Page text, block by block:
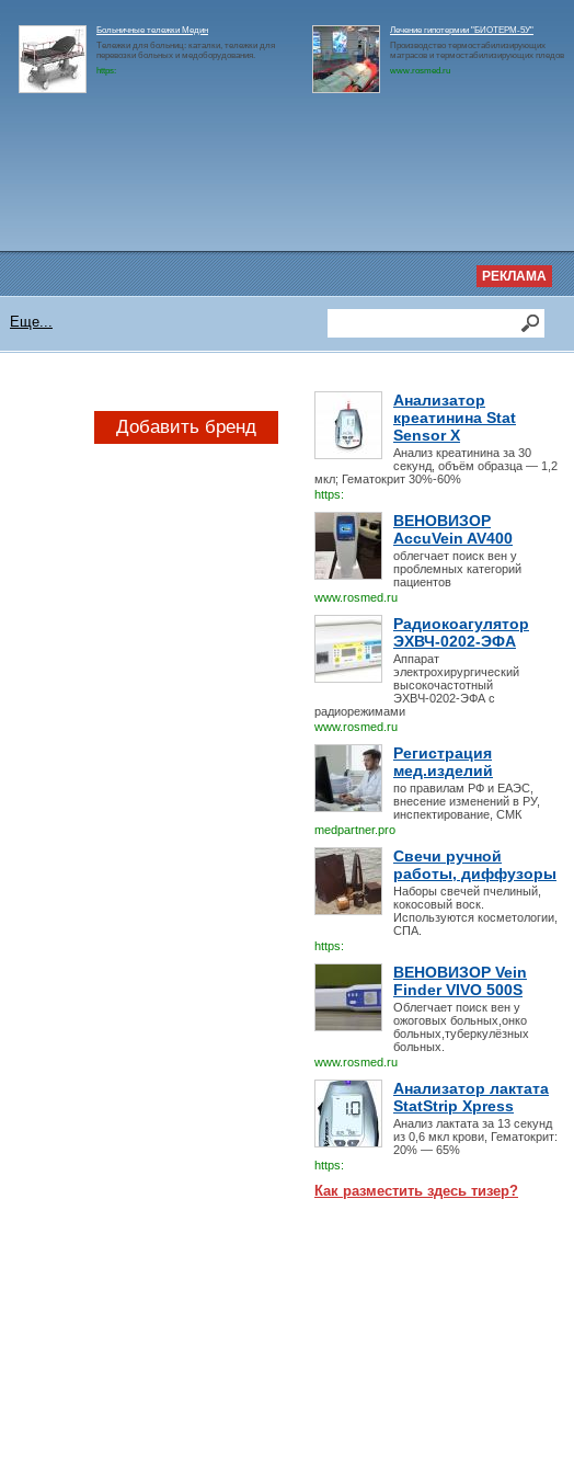
Больничные тележки Медин
Тележки для больниц: каталки, тележки для
перевозки больных и медоборудования.
https:
Лечение гипотермии "БИОТЕРМ-5У"
Производство термостабилизирующих
матрасов и термостабилизирующих пледов
www.rosmed.ru
РЕКЛАМА
Еще...
Анализатор
креатинина Stat
Sensor X
Анализ креатинина за 30
секунд, объём образца — 1,2
мкл; Гематокрит 30%-60%
https:
ВЕНОВИЗОР
AccuVein AV400
облегчает поиск вен у
проблемных категорий
пациентов
www.rosmed.ru
Радиокоагулятор
ЭХВЧ-0202-ЭФА
Аппарат
электрохирургический
высокочастотный
ЭХВЧ-0202-ЭФА с
радиорежимами
www.rosmed.ru
Регистрация
мед.изделий
по правилам РФ и ЕАЭС,
внесение изменений в РУ,
инспектирование, СМК
medpartner.pro
Свечи ручной
работы, диффузоры
Наборы свечей пчелиный,
кокосовый воск.
Используются косметологии,
СПА.
https:
ВЕНОВИЗОР Vein
Finder VIVO 500S
Облегчает поиск вен у
ожоговых больных,онко
больных,туберкулёзных
больных.
www.rosmed.ru
Анализатор лактата
StatStrip Xpress
Анализ лактата за 13 секунд
из 0,6 мкл крови, Гематокрит:
20% — 65%
https:
Как разместить здесь тизер?
Добавить бренд